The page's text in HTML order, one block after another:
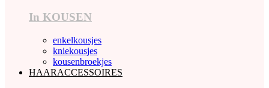
In KOUSEN
enkelkousjes
kniekousjes
kousenbroekjes
HAARACCESSOIRES